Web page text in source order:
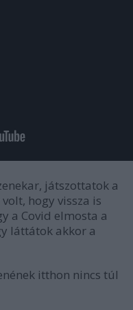
játszottatok a
hogy vissza is
a Covid elmosta a
láttátok akkor a
itthon nincs túl